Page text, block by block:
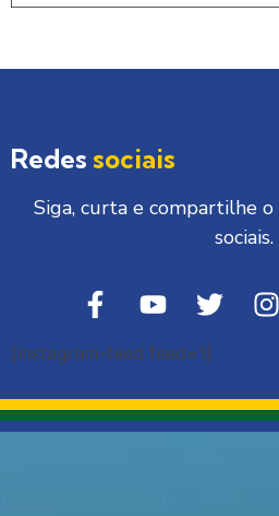
Redes sociais
Siga, curta e compartilhe o
sociais.
[instagram-feed feed=1]